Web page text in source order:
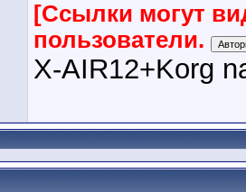
[Ссылки могут
пользователи.
X-AIR12+Korg